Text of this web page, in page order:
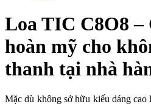
Loa TIC C8O8 –
hoàn mỹ cho
thanh tại nhà
Mặc dù không sở hữu kiểu dáng cao